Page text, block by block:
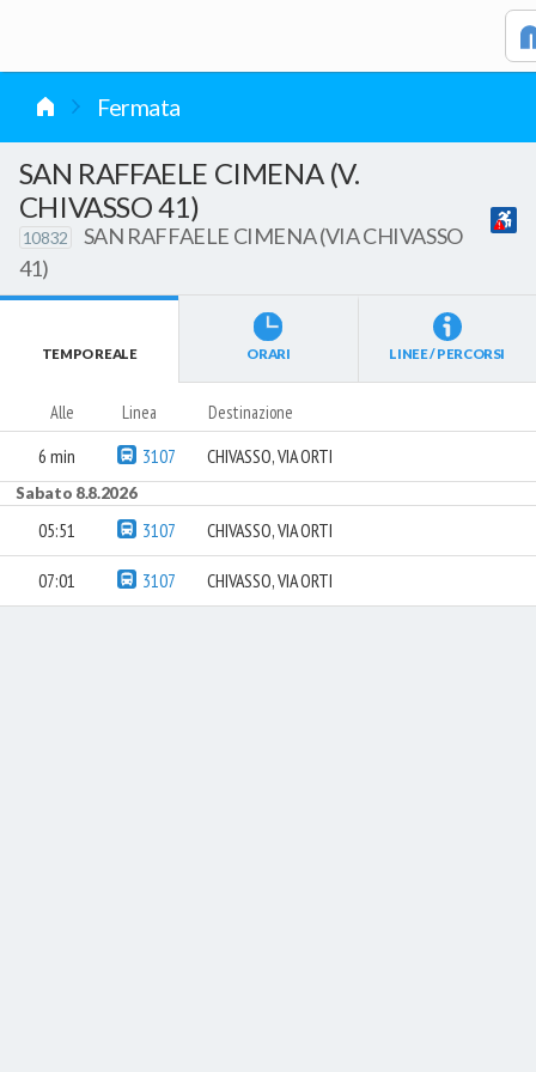
Fermata
SAN RAFFAELE CIMENA (V.
CHIVASSO 41)
10832
SAN RAFFAELE CIMENA (VIA CHIVASSO
41)
TEMPO REALE ORARI LINEE / PERCORSI
Alle Linea Destinazione
6 min 3107 CHIVASSO, VIA ORTI
Sabato 8.8.2026
05:51 3107 CHIVASSO, VIA ORTI
07:01 3107 CHIVASSO, VIA ORTI